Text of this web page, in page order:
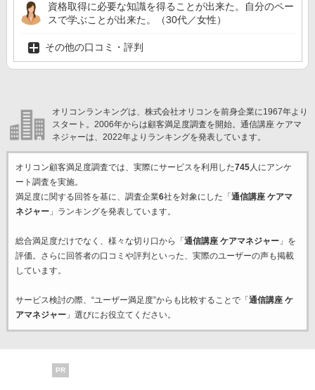
資格取得に必要な知識を得ることが出来た。自分のペー
スで学ぶことが出来た。（30代／女性）
その他の口コミ・評判
オリコンランキングは、株式会社オリコンを前身企業に1967年より
スタート。2006年からは顧客満足度調査を開始。通信講座 ケアマ
ネジャーは、2022年よりランキングを発表しています。
オリコン顧客満足度調査では、実際にサービスを利用した745人にアンケ
ート調査を実施。
満足度に関する回答を基に、調査企業6社を対象にした「 通信講座 ケアマ
ネジャー」ランキングを発表しています。
総合満足度だけでなく、様々な切り口から「 通信講座 ケアマネジャー」を
評価。さらに回答者の口コミや評判といった、実際のユーザーの声も掲載
しています。
サービス検討の際、“ユーザー満足度”からも比較することで「 通信講座 ケ
アマネジャー」選びにお役立てください。
PR